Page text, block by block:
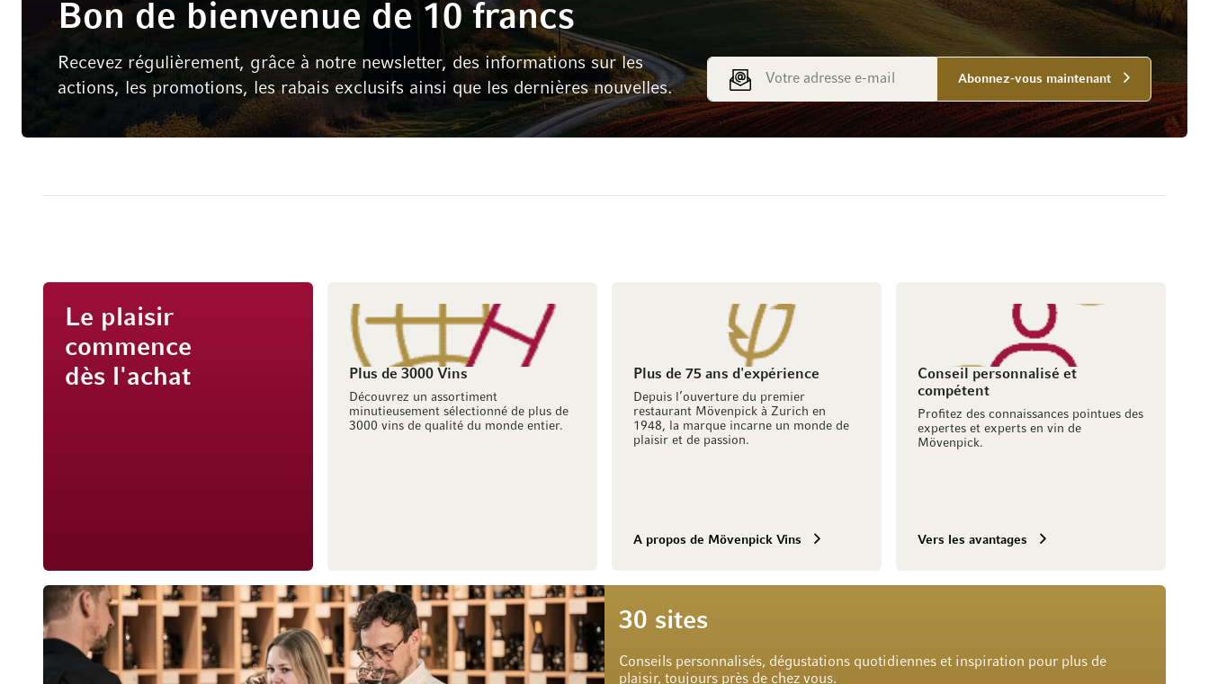
Bon de bienvenue de 10 francs
Recevez régulièrement, grâce à notre newsletter, des informations sur les
actions, les promotions, les rabais exclusifs ainsi que les dernières nouvelles.
Adresse e-mail
Abonnez-vous maintenant
Le plaisir
commence
dès l'achat
Plus de 3000 Vins
Découvrez un assortiment
minutieusement sélectionné de plus de
3000 vins de qualité du monde entier.
Plus de 75 ans d'expérience
Depuis l’ouverture du premier
restaurant Mövenpick à Zurich en
1948, la marque incarne un monde de
plaisir et de passion.
A propos de Mövenpick Vins
Conseil personnalisé et
compétent
Profitez des connaissances pointues des
expertes et experts en vin de
Mövenpick.
Vers les avantages
30 sites
Conseils personnalisés, dégustations quotidiennes et inspiration pour plus de
plaisir, toujours près de chez vous.